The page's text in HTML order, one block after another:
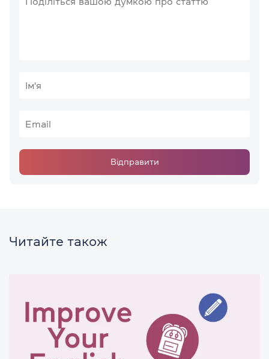
Відправити
Читайте також